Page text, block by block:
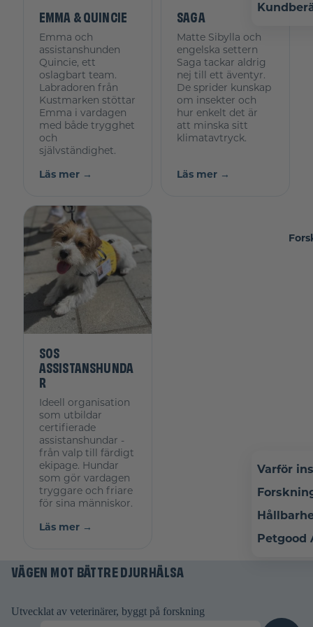
Varför
Petgood
EMMA & QUINCIE
Emma och
assistanshunden
Quincie, ett
oslagbart team.
Labradoren från
Kustmarken stöttar
Emma i vardagen
med både trygghet
och
självständighet.
Läs mer →
SAGA
Matte Sibylla och
engelska settern
Saga tackar aldrig
nej till ett äventyr.
De sprider kunskap
om insekter och
hur enkelt det är
att minska sitt
klimatavtryck.
Läs mer →
SOS
ASSISTANSHUNDA
R
Ideell organisation
som utbildar
certifierade
assistanshundar -
från valp till färdigt
ekipage. Hundar
som gör vardagen
tryggare och friare
för sina människor.
Läs mer →
VÄGEN MOT BÄTTRE DJURHÄLSA
Utvecklat av veterinärer, byggt på forskning
Återbetalningspolicy
Användarvillkor
Rättsligt meddelande